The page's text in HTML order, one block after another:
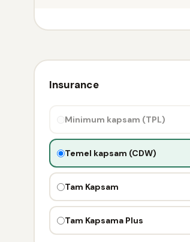
Insurance
Minimum kapsam (TPL)
Temel kapsam (CDW)
Tam Kapsam
Tam Kapsama Plus